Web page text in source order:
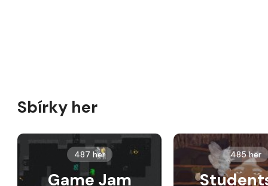
Sbírky her
487 her
Game Jam
485 her